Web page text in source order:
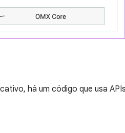
há um código que usa